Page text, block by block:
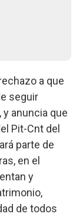
a que
seguir
anuncia que
Pit-Cnt del
parte de
en el
y
de todos